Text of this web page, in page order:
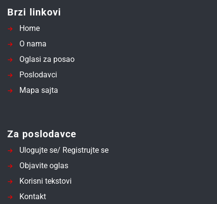
Brzi linkovi
Home
O nama
Oglasi za posao
Poslodavci
Mapa sajta
Za poslodavce
Ulogujte se/ Registrujte se
Objavite oglas
Korisni tekstovi
Kontakt